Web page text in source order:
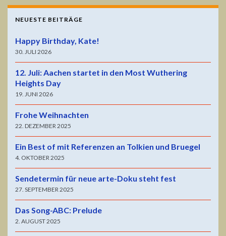
NEUESTE BEITRÄGE
Happy Birthday, Kate!
30. JULI 2026
12. Juli: Aachen startet in den Most Wuthering
Heights Day
19. JUNI 2026
Frohe Weihnachten
22. DEZEMBER 2025
Ein Best of mit Referenzen an Tolkien und Bruegel
4. OKTOBER 2025
Sendetermin für neue arte-Doku steht fest
27. SEPTEMBER 2025
Das Song-ABC: Prelude
2. AUGUST 2025